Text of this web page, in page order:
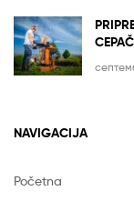
NAVIGACIJA
Početna